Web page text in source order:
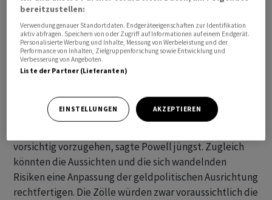
müssen einfach abwarten, wie sich die Daten
entwickeln.» Bis Mitte September stehen ein weiterer
Arbeitsmarktbericht und Daten zu den
Verbraucherpreisen an.
Zinssenkung im September bereits etwas geöffnet. Die
Stabilität der Arbeitslosenquote und anderer
vorsichtig vorzugehen, sagte Powell jüngst. Zugleich
könnten die Aussichten und die sich wandelnden
Risiken eine Anpassung der geldpolitischen Ausrichtung
rechtfertigen. Die Zölle würden zwar voraussichtlich die
bereitzustellen:
Verwendung genauer Standortdaten. Endgeräteeigenschaften zur Identifikation
aktiv abfragen. Speichern von oder Zugriff auf Informationen auf einem Endgerät.
Personalisierte Werbung und Inhalte, Messung von Werbeleistung und der
Performance von Inhalten, Zielgruppenforschung sowie Entwicklung und
Verbesserung von Angeboten.
Liste der Partner (Lieferanten)
EINSTELLUNGEN AKZEPTIEREN